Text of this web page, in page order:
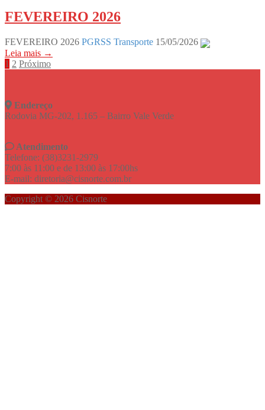
FEVEREIRO 2026
FEVEREIRO 2026 PGRSS Transporte 15/05/2026
Leia mais →
Navegação
posts
1 2 Próximo
Endereço
Rodovia MG-202, 1.165 – Bairro Vale Verde
Atendimento
Telefone: (38)3231-2979
7:00 às 11:00 e de 13:00 às 17:00hs
E-mail: diretoria@cisnorte.com.br
Copyright © 2026 Cisnorte